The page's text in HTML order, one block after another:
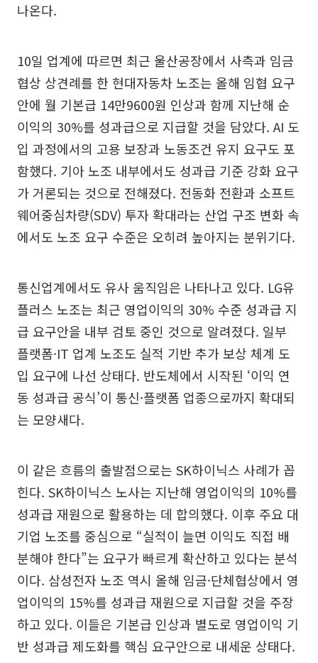
나온다.
10일 업계에 따르면 최근 울산공장에서 사측과 임금
협상 상견례를 한 현대자동차 노조는 올해 임협 요구
안에 월 기본급 14만9600원 인상과 함께 지난해 순
이익의 30%를 성과급으로 지급할 것을 담았다. AI 도
입 과정에서의 고용 보장과 노동조건 유지 요구도 포
함했다. 기아 노조 내부에서도 성과급 기준 강화 요구
가 거론되는 것으로 전해졌다. 전동화 전환과 소프트
웨어중심차량(SDV) 투자 확대라는 산업 구조 변화 속
에서도 노조 요구 수준은 오히려 높아지는 분위기다.
통신업계에서도 유사 움직임은 나타나고 있다. LG유
플러스 노조는 최근 영업이익의 30% 수준 성과급 지
급 요구안을 내부 검토 중인 것으로 알려졌다. 일부
플랫폼·IT 업계 노조도 실적 기반 추가 보상 체계 도
입 요구에 나선 상태다. 반도체에서 시작된 ‘이익 연
동 성과급 공식’이 통신·플랫폼 업종으로까지 확대되
는 모양새다.
이 같은 흐름의 출발점으로는 SK하이닉스 사례가 꼽
힌다. SK하이닉스 노사는 지난해 영업이익의 10%를
성과급 재원으로 활용하는 데 합의했다. 이후 주요 대
기업 노조를 중심으로 “실적이 늘면 이익도 직접 배
분해야 한다”는 요구가 빠르게 확산하고 있다는 분석
이다. 삼성전자 노조 역시 올해 임금·단체협상에서 영
업이익의 15%를 성과급 재원으로 지급할 것을 주장
하고 있다. 이들은 기본급 인상과 별도로 영업이익 기
반 성과급 제도화를 핵심 요구안으로 내세운 상태다.